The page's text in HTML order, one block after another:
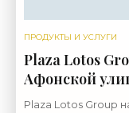
ПРОДУКТЫ И УСЛУГИ
Plaza Lotos
Афонской
новости
Plaza Lotos Group